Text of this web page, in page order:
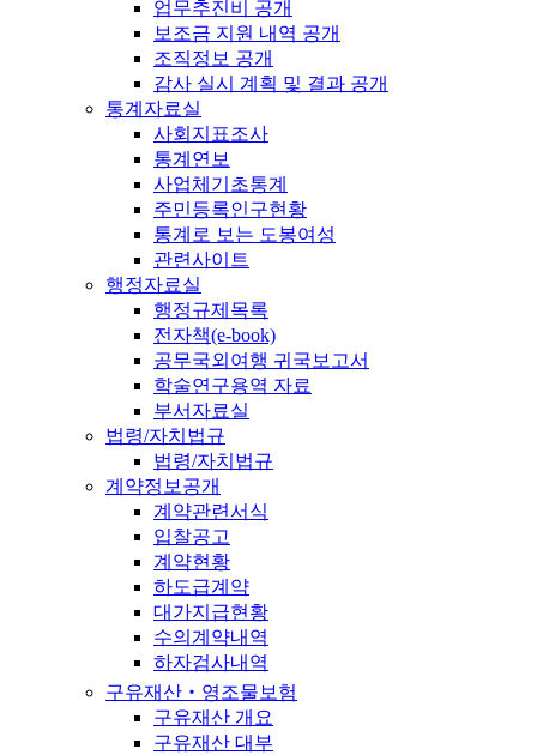
업무추진비 공개
보조금 지원 내역 공개
조직정보 공개
감사 실시 계획 및 결과 공개
통계자료실
사회지표조사
통계연보
사업체기초통계
주민등록인구현황
통계로 보는 도봉여성
관련사이트
행정자료실
행정규제목록
전자책(e-book)
공무국외여행 귀국보고서
학술연구용역 자료
부서자료실
법령/자치법규
법령/자치법규
계약정보공개
계약관련서식
입찰공고
계약현황
하도급계약
대가지급현황
수의계약내역
하자검사내역
구유재산‧영조물보험
구유재산 개요
구유재산 대부